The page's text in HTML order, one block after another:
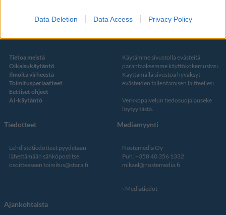
Data Deletion Data Access Privacy Policy
Tietoa meistä
Oikaisukäytäntö
Ilmoita virheestä
Toimitusperiaatteet
Eettiset ohjeet
AI-käytäntö
Käytämme sivustolla evästeitä
parantaaksemme käyttökokemustasi.
Käyttämällä sivustoa hyväksyt
evästeiden tallentamisen laitteellesi.
Verkkopalvelun tiedosuojalauseke
löytyy tästä
Tiedotteet
Lehdistötiedotteet pyydetään
lähettämään sähköpostitse
osoitteeseen toimitus@stara.fi
Mediamyynti
Nostemedia Oy
Puh. +358 40 356 1332
mikael@nostemedia.fi
Mediatiedot
Ajankohtaista